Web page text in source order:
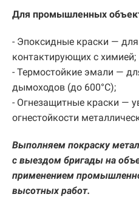
Для промышленных
- Эпоксидные краски — для
контактирующих с химией;
- Термостойкие эмали —
дымоходов (до 600°C);
- Огнезащитные краски —
огнестойкости
Выполняем покраску
с выездом бригады на
применением
высотных работ.